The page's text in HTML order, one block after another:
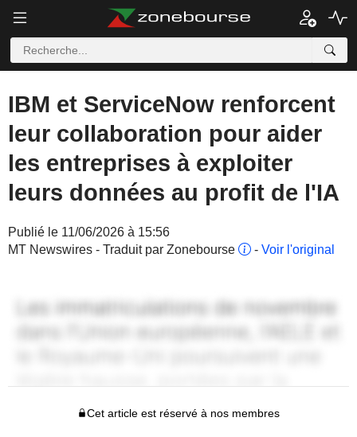
IBM et ServiceNow renforcent
leur collaboration pour aider
les entreprises à exploiter
leurs données au profit de l'IA
Publié le 11/06/2026 à 15:56
MT Newswires - Traduit par Zonebourse
- Voir l'original
Cet article est réservé à nos membres